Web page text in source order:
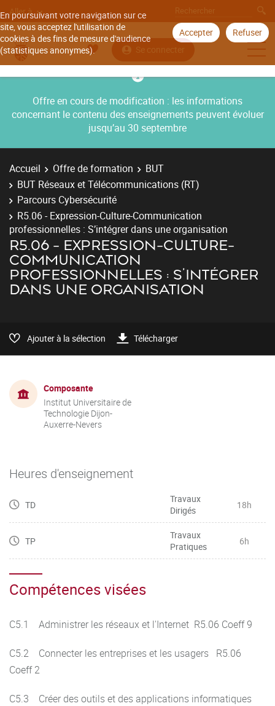
En poursuivant votre navigation sur ce
site, vous acceptez l'utilisation de
cookies à des fins de mesure d'audience
(statistiques anonymes).
Accepter Refuser
Aller à
Se connecter
Offre en cours de modification : les informations
concernant le contenu des enseignements peuvent évoluer
jusqu’au 30 septembre
Accueil Offre de formation
BUT
BUT Réseaux et Télécommunications (RT)
Parcours Cybersécurité
R5.06 - Expression-Culture-Communication
professionnelles : S’intégrer dans une organisation
R5.06 - EXPRESSION-CULTURE-
COMMUNICATION
PROFESSIONNELLES : S’INTÉGRER
DANS UNE ORGANISATION
Ajouter à la sélection Télécharger
Composante
Institut Universitaire de
Technologie Dijon-
Auxerre-Nevers
Heures d'enseignement
TD
Travaux
Dirigés
18h
TP
Travaux
Pratiques
6h
Compétences visées
C5.1 Administrer les réseaux et l'Internet R5.06 Coeff 9
C5.2 Connecter les entreprises et les usagers R5.06
Coeff 2
C5.3 Créer des outils et des applications informatiques